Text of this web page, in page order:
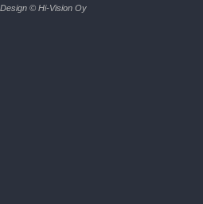
Design © Hi-Vision Oy